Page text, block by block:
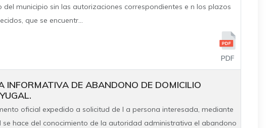
del municipio sin las autorizaciones correspondientes e n los plazos
que se encuentr...
PDF
INFORMATIVA DE ABANDONO DE DOMICILIO
oficial expedido a solicitud de l a persona interesada, mediante
se hace del conocimiento de la autoridad administrativa el abandono